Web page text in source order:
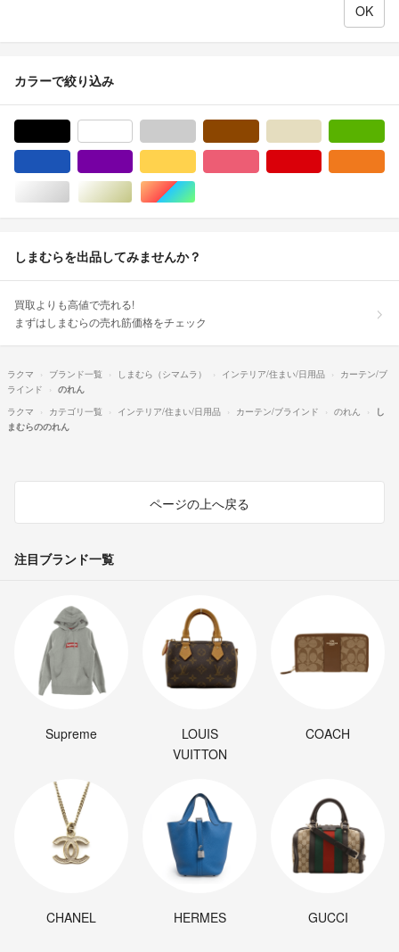
カラーで絞り込み
シルバー/銀色系ゴールド/金色系マルチカラー
しまむらを出品してみませんか？
買取よりも高値で売れる!
まずはしまむらの売れ筋価格をチェック
ラクマ ブランド一覧 しまむら（シマムラ） インテリア/住まい/日用品
カーテン/ブ
ラインド
のれん
ラクマ
カテゴリ一覧 インテリア/住まい/日用品 カーテン/ブラインド のれん
し
まむらののれん
ページの上へ戻る
注目ブランド一覧
Supreme
LOUIS
VUITTON
COACH
CHANEL HERMES GUCCI